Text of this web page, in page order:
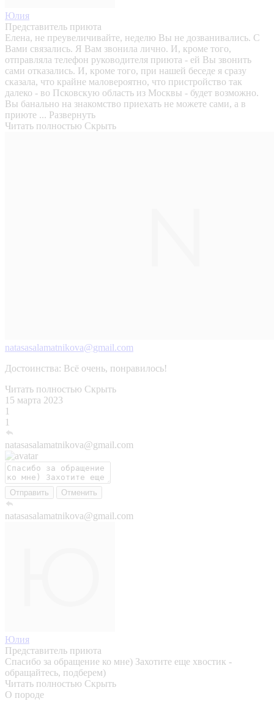
Юлия
Представитель приюта
Елена, не преувеличивайте, неделю Вы не дозванивались. С
Вами связались. Я Вам звонила лично. И, кроме того,
отправляла телефон руководителя приюта - ей Вы звонить
сами отказались. И, кроме того, при нашей беседе я сразу
сказала, что крайне маловероятно, что пристройство так
далеко - во Псковскую область из Москвы - будет возможно.
Вы банально на знакомство приехать не можете сами, а в
приюте ... Развернуть
Читать полностью Скрыть
natasasalamatnikova@gmail.com
Достоинства: Всё очень, понравилось!
Читать полностью Скрыть
15 марта 2023
1
1
natasasalamatnikova@gmail.com
Отправить Отменить
natasasalamatnikova@gmail.com
Юлия
Представитель приюта
Спасибо за обращение ко мне) Захотите еще хвостик -
обращайтесь, подберем)
Читать полностью Скрыть
О породе